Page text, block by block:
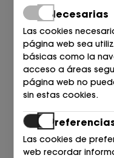
LOVE MOSCHINO
179,00€
Necesarias
Las cookies
página web sea
básicas como la
acceso a áreas
página web no
sin estas cookies.
Las cookies de
web recordar